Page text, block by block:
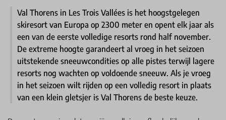
Val Thorens in Les Trois Vallées is het hoogstgelegen
skiresort van Europa op 2300 meter en opent elk jaar als
een van de eerste volledige resorts rond half november.
De extreme hoogte garandeert al vroeg in het seizoen
uitstekende sneeuwcondities op alle pistes terwijl lagere
resorts nog wachten op voldoende sneeuw. Als je vroeg
in het seizoen wilt rijden op een volledig resort in plaats
van een klein gletsjer is Val Thorens de beste keuze.